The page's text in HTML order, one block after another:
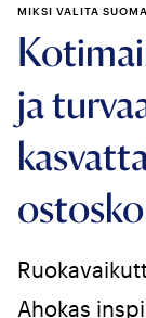
ja
MIKSI VALITA
Ahokas